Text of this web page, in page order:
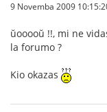
9 Novemba 2009
ŭooooŭ !!, mi ne
la forumo ?
Kio okazas